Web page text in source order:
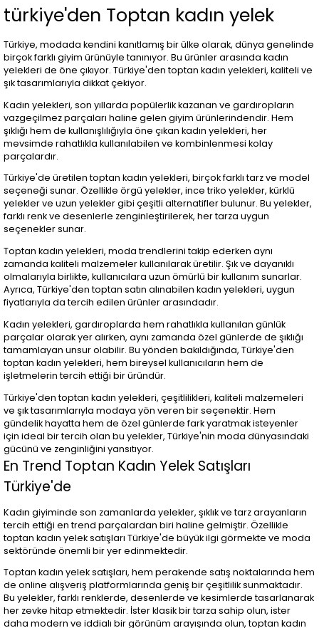
türkiye'den Toptan kadın yelek
Türkiye, modada kendini kanıtlamış bir ülke olarak, dünya genelinde
birçok farklı giyim ürünüyle tanınıyor. Bu ürünler arasında kadın
yelekleri de öne çıkıyor. Türkiye'den toptan kadın yelekleri, kaliteli ve
şık tasarımlarıyla dikkat çekiyor.
Kadın yelekleri, son yıllarda popülerlik kazanan ve gardıropların
vazgeçilmez parçaları haline gelen giyim ürünlerindendir. Hem
şıklığı hem de kullanışlılığıyla öne çıkan kadın yelekleri, her
mevsimde rahatlıkla kullanılabilen ve kombinlenmesi kolay
parçalardır.
Türkiye'de üretilen toptan kadın yelekleri, birçok farklı tarz ve model
seçeneği sunar. Özellikle örgü yelekler, ince triko yelekler, kürklü
yelekler ve uzun yelekler gibi çeşitli alternatifler bulunur. Bu yelekler,
farklı renk ve desenlerle zenginleştirilerek, her tarza uygun
seçenekler sunar.
Toptan kadın yelekleri, moda trendlerini takip ederken aynı
zamanda kaliteli malzemeler kullanılarak üretilir. Şık ve dayanıklı
olmalarıyla birlikte, kullanıcılara uzun ömürlü bir kullanım sunarlar.
Ayrıca, Türkiye'den toptan satın alınabilen kadın yelekleri, uygun
fiyatlarıyla da tercih edilen ürünler arasındadır.
Kadın yelekleri, gardıroplarda hem rahatlıkla kullanılan günlük
parçalar olarak yer alırken, aynı zamanda özel günlerde de şıklığı
tamamlayan unsur olabilir. Bu yönden bakıldığında, Türkiye'den
toptan kadın yelekleri, hem bireysel kullanıcıların hem de
işletmelerin tercih ettiği bir üründür.
Türkiye'den toptan kadın yelekleri, çeşitlilikleri, kaliteli malzemeleri
ve şık tasarımlarıyla modaya yön veren bir seçenektir. Hem
gündelik hayatta hem de özel günlerde fark yaratmak isteyenler
için ideal bir tercih olan bu yelekler, Türkiye'nin moda dünyasındaki
gücünü ve zenginliğini yansıtıyor.
En Trend Toptan Kadın Yelek Satışları
Türkiye'de
Kadın giyiminde son zamanlarda yelekler, şıklık ve tarz arayanların
tercih ettiği en trend parçalardan biri haline gelmiştir. Özellikle
toptan kadın yelek satışları Türkiye'de büyük ilgi görmekte ve moda
sektöründe önemli bir yer edinmektedir.
Toptan kadın yelek satışları, hem perakende satış noktalarında hem
de online alışveriş platformlarında geniş bir çeşitlilik sunmaktadır.
Bu yelekler, farklı renklerde, desenlerde ve kesimlerde tasarlanarak
her zevke hitap etmektedir. İster klasik bir tarza sahip olun, ister
daha modern ve iddialı bir görünüm arayışında olun, toptan kadın